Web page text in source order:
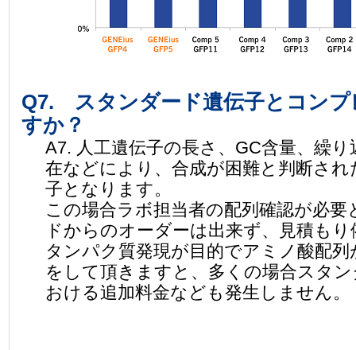
Q7. スタンダード遺伝子とコンプ
すか？
A7. 人工遺伝子の長さ、GC含量、繰
在などにより、合成が困難と判断さ
子となります。
この場合ラボ担当者の配列確認が必
ドからのオーダーは出来ず、見積も
タンパク質発現が目的でアミノ酸配
をして頂きますと、多くの場合スタ
おける追加料金なども発生しません。